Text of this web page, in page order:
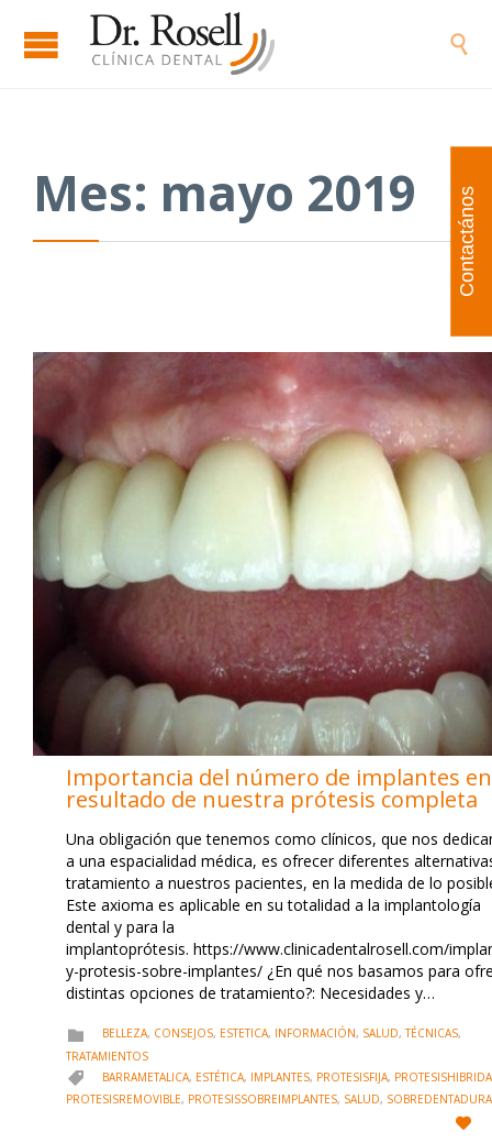

Mes: mayo 2019
Importancia del número de implantes
resultado de nuestra prótesis completa
Una obligación que tenemos como clínicos, que nos
a una espacialidad médica, es ofrecer diferentes
tratamiento a nuestros pacientes, en la medida de lo
Este axioma es aplicable en su totalidad a la implantología
dental y para la
implantoprótesis. https://www.clinicadentalrosell.com/
y-protesis-sobre-implantes/ ¿En qué nos basamos para
distintas opciones de tratamiento?: Necesidades y…
 CATEGORY
BELLEZA, CONSEJOS, ESTETICA, INFORMACIÓN, SALUD,TÉCNICAS,
TRATAMIENTOS
 CATEGORY
BARRAMETALICA, ESTÉTICA, IMPLANTES, PROTESISFIJA, PROTESISHIBRIDA
PROTESISREMOVIBLE, PROTESISSOBREIMPLANTES, SALUD,

Contactános